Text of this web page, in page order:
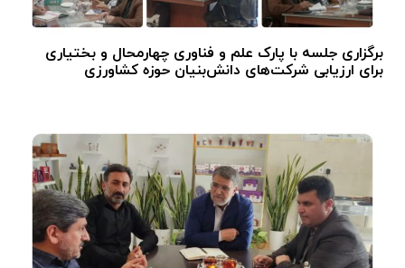
برگزاری جلسه با پارک علم و فناوری چهارمحال و بختیاری
برای ارزیابی شرکت‌های دانش‌بنیان حوزه کشاورزی